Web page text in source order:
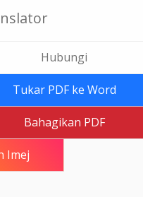
Hubungi
Tukar PDF ke Word
Bahagikan PDF
Imej